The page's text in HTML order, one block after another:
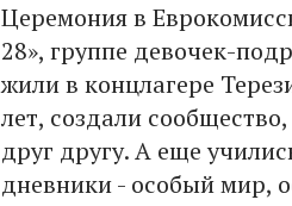
Церемония в
28», группе девочек-
жили в концлагере
лет, создали
друг другу. А еще
дневники - особый мир,